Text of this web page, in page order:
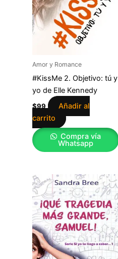
Amor y Romance
#KissMe 2. Objetivo: tú y
yo de Elle Kennedy
$99
Añadir al
carrito
Compra vía
Whatsapp